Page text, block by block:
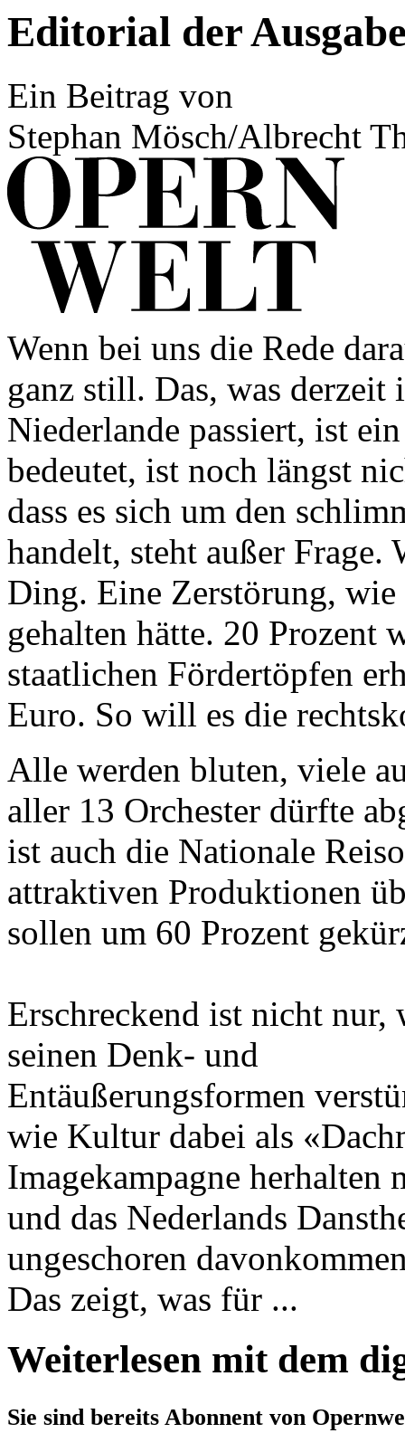
Editorial der
Ein Beitrag von
Stephan Mösch/Albrecht
Wenn bei uns die Rede
ganz still. Das, was derzeit
Niederlande passiert, ist
bedeutet, ist noch längst
dass es sich um den
handelt, steht außer
Ding. Eine Zerstörung,
gehalten hätte. 20 Prozent
staatlichen Fördertöpfen
Euro. So will es die
Alle werden bluten, viele
aller 13 Orchester dürfte
ist auch die Nationale
attraktiven Produktionen
sollen um 60 Prozent
Erschreckend ist nicht nur,
seinen Denk- und
Entäußerungsformen
wie Kultur dabei als
Imagekampagne herhalten
und das Nederlands
ungeschoren
Das zeigt, was für ...
Weiterlesen mit dem
Sie sind bereits Abonnent von